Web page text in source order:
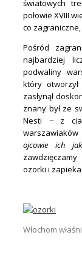
światowych
połowie XVIII
co
Pośród
najbardziej
podwaliny
który
zasłynął
znany był ze
Nesti − z
ojcowie ich
ozorki i
Włochom